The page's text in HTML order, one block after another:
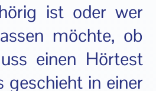
ist oder wer
möchte, ob
einen Hörtest
geschieht in einer